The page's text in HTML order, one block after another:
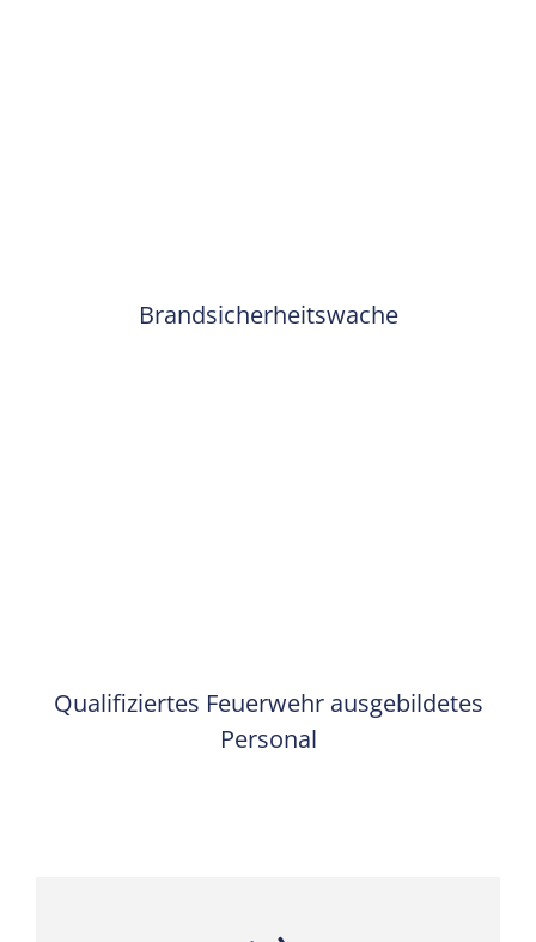
Brandsicherheitswache
Qualifiziertes Feuerwehr ausgebildetes
Personal